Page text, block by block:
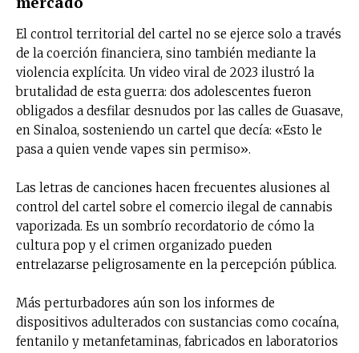
El control territorial del cartel no se ejerce solo a través
de la coerción financiera, sino también mediante la
violencia explícita. Un video viral de 2023 ilustró la
brutalidad de esta guerra: dos adolescentes fueron
obligados a desfilar desnudos por las calles de Guasave,
en Sinaloa, sosteniendo un cartel que decía: «Esto le
pasa a quien vende vapes sin permiso».
Las letras de canciones hacen frecuentes alusiones al
control del cartel sobre el comercio ilegal de cannabis
vaporizada. Es un sombrío recordatorio de cómo la
cultura pop y el crimen organizado pueden
entrelazarse peligrosamente en la percepción pública.
Más perturbadores aún son los informes de
dispositivos adulterados con sustancias como cocaína,
fentanilo y metanfetaminas, fabricados en laboratorios